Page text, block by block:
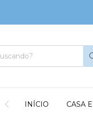
INÍCIO CASA